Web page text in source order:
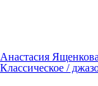
Анастасия Ященкова
Классическое /